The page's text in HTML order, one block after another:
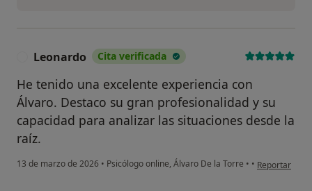
Leonardo Cita verificada
He tenido una excelente experiencia con
Álvaro. Destaco su gran profesionalidad y su
capacidad para analizar las situaciones desde la
raíz.
13 de marzo de 2026 • Psicólogo online, Álvaro De la Torre • • en opinión
Reportar